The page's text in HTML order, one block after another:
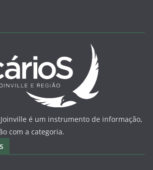
Joinville é um instrumento de informação,
com a categoria.